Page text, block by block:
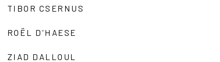
TIBOR CSERNUS
ROËL D'HAESE
ZIAD DALLOUL